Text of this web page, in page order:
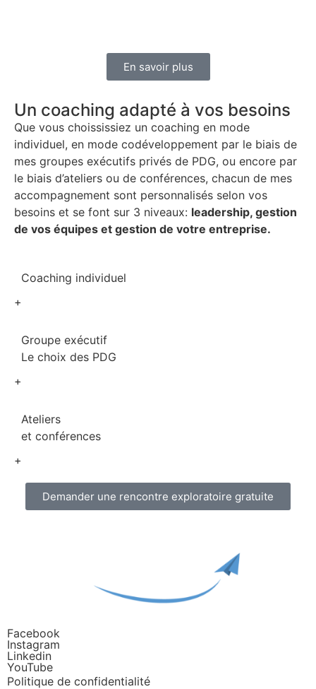
En savoir plus
Un coaching adapté à vos besoins
Que vous choississiez un coaching en mode
individuel, en mode codéveloppement par le biais de
mes groupes exécutifs privés de PDG, ou encore par
le biais d’ateliers ou de conférences, chacun de mes
accompagnement sont personnalisés selon vos
besoins et se font sur 3 niveaux: leadership, gestion
de vos équipes et gestion de votre entreprise.
Coaching individuel
+
Groupe exécutif
Le choix des PDG
+
Ateliers
et conférences
+
Demander une rencontre exploratoire gratuite
Facebook
Instagram
Linkedin
YouTube
Politique de confidentialité